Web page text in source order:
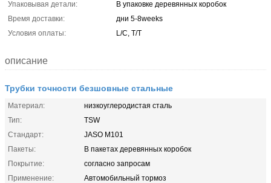
Упаковывая детали:
В упаковке деревянных коробок
Время доставки:
дни 5-8weeks
Условия оплаты:
L/C, T/T
описание
Трубки точности безшовные стальные
Материал:
низкоуглеродистая сталь
Тип:
TSW
Стандарт:
JASO M101
Пакеты:
В пакетах деревянных коробок
Покрытие:
согласно запросам
Применение:
Автомобильный тормоз